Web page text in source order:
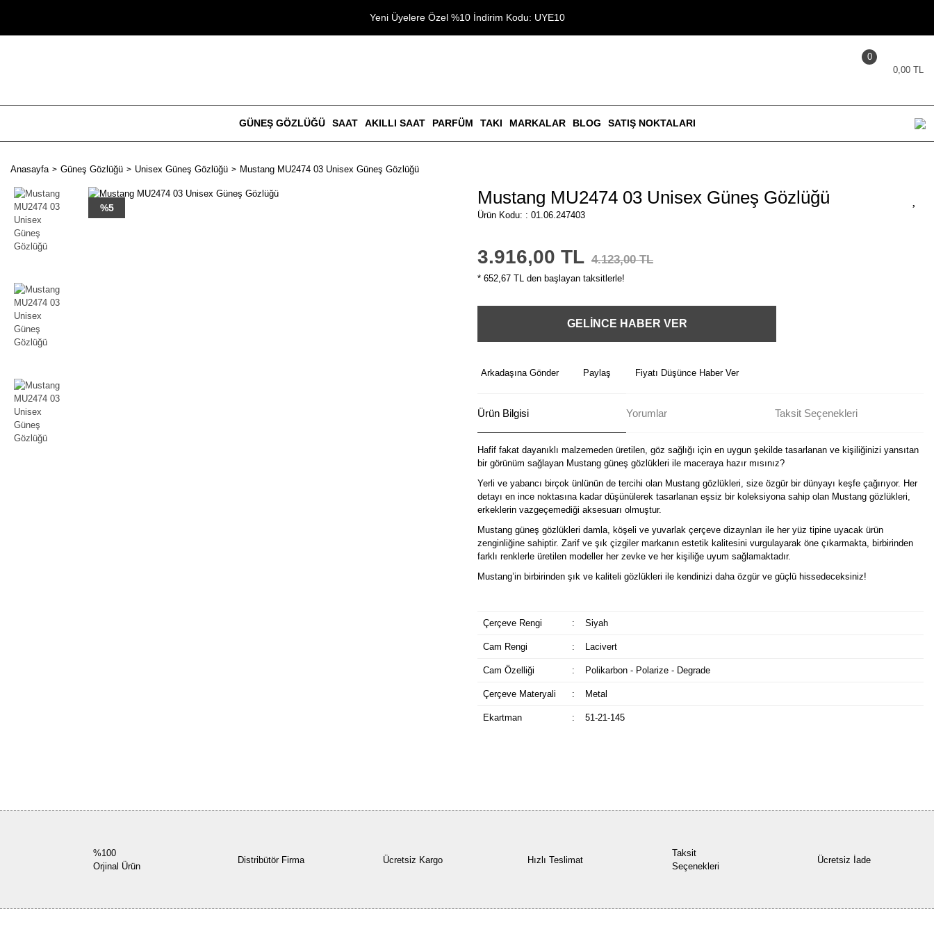
Yeni Üyelere Özel %10 İndirim Kodu: UYE10
0,00 TL
0
GÜNEŞ GÖZLÜĞÜ SAAT AKILLI SAAT PARFÜM TAKI MARKALAR BLOG SATIŞ NOKTALARI
Anasayfa Güneş Gözlüğü Unisex Güneş Gözlüğü Mustang MU2474 03 Unisex Güneş Gözlüğü
%5 Mustang MU2474 03 Unisex Güneş Gözlüğü
Ürün Kodu: : 01.06.247403
3.916,00 TL 4.123,00 TL
* 652,67 TL den başlayan taksitlerle!
GELİNCE HABER VER
Arkadaşına Gönder Paylaş Fiyatı Düşünce Haber Ver
Ürün Bilgisi Yorumlar Taksit Seçenekleri
Hafif fakat dayanıklı malzemeden üretilen, göz sağlığı için en uygun şekilde tasarlanan ve kişiliğinizi yansıtan
bir görünüm sağlayan Mustang güneş gözlükleri ile maceraya hazır mısınız?
Yerli ve yabancı birçok ünlünün de tercihi olan Mustang gözlükleri, size özgür bir dünyayı keşfe çağırıyor. Her
detayı en ince noktasına kadar düşünülerek tasarlanan eşsiz bir koleksiyona sahip olan Mustang gözlükleri,
erkeklerin vazgeçemediği aksesuarı olmuştur.
Mustang güneş gözlükleri damla, köşeli ve yuvarlak çerçeve dizaynları ile her yüz tipine uyacak ürün
zenginliğine sahiptir. Zarif ve şık çizgiler markanın estetik kalitesini vurgulayarak öne çıkarmakta, birbirinden
farklı renklerle üretilen modeller her zevke ve her kişiliğe uyum sağlamaktadır.
Mustang’in birbirinden şık ve kaliteli gözlükleri ile kendinizi daha özgür ve güçlü hissedeceksiniz!
Çerçeve Rengi : Siyah
Cam Rengi : Lacivert
Cam Özelliği : Polikarbon - Polarize - Degrade
Çerçeve Materyali : Metal
Ekartman : 51-21-145
%100
Orjinal Ürün
Distribütör Firma Ücretsiz Kargo Hızlı Teslimat
Taksit
Seçenekleri
Ücretsiz İade